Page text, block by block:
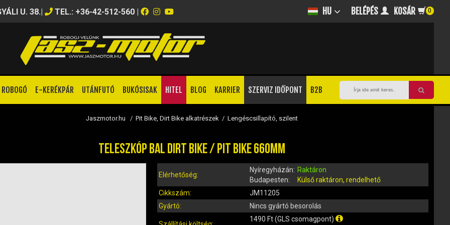
U. 38.| TEL.: +36-42-512-560 | HU BELÉPÉS KOSÁR 0
ROBOGÓ E-KERÉKPÁR UTÁNFUTÓ BUKÓSISAK HITEL BLOG KARRIER SZERVIZ IDŐPONT B2B
Jaszmotor.hu /Pit Bike, Dirt Bike alkatrészek /Lengéscsillapító, szilent
TELESZKÓP BAL DIRT BIKE / PIT BIKE 660MM
Elérhetőség:
Nyíregyházán: Raktáron
Budapesten:
Külső raktáron, rendelhető
Cikkszám:
JM11205
Gyártó:
Nincs gyártó besorolás
1490 Ft (GLS csomagpont)